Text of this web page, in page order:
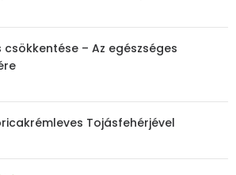
– Az egészséges
Tojásfehérjével